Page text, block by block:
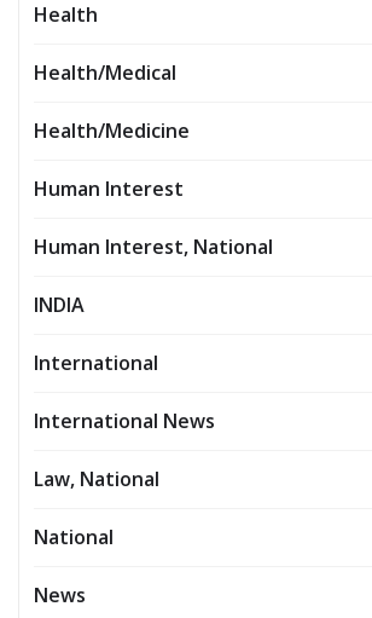
Health
Health/Medical
Health/Medicine
Human Interest
Human Interest, National
INDIA
International
International News
Law, National
National
News